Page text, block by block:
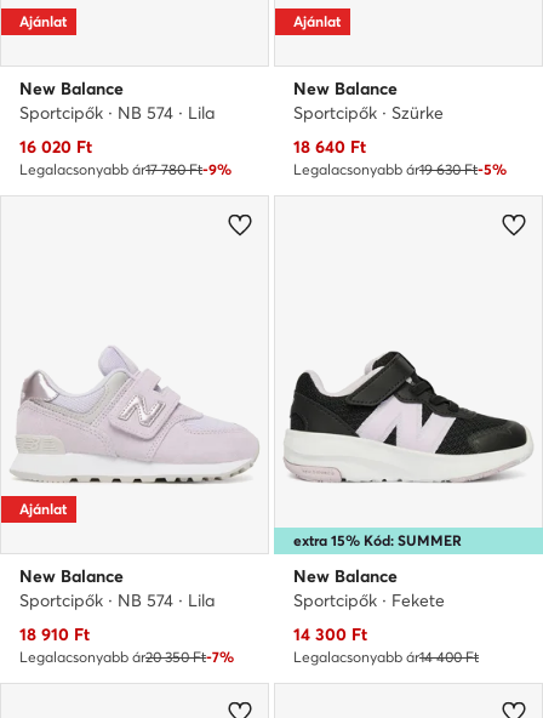
Ajánlat
New Balance
Sportcipők · NB 574 · Lila
Aktuális ár
16 020 Ft
Legalacsonyabb ár17 780 Ft-9%
Ajánlat
New Balance
Sportcipők · Szürke
Aktuális ár
18 640 Ft
Legalacsonyabb ár19 630 Ft-5%
Ajánlat
New Balance
Sportcipők · NB 574 · Lila
Aktuális ár
18 910 Ft
Legalacsonyabb ár20 350 Ft-7%
extra 15% Kód: SUMMER
New Balance
Sportcipők · Fekete
Aktuális ár
14 300 Ft
Legalacsonyabb ár14 400 Ft